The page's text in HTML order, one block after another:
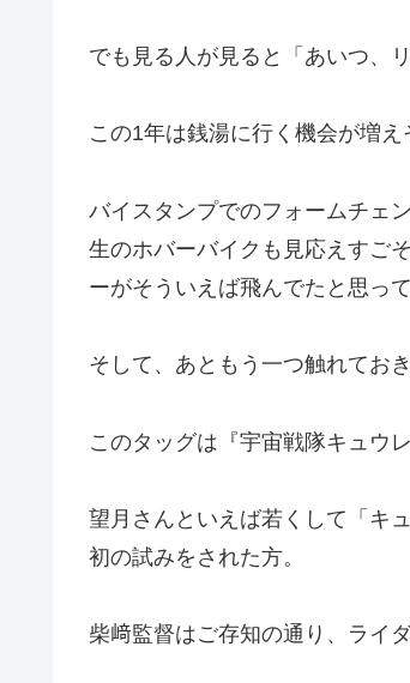
でも見る人が見ると「あいつ、
この1年は銭湯に行く機会が増え
バイスタンプでのフォームチェ
生のホバーバイクも見応えすご
ーがそういえば飛んでたと思っ
そして、あともう一つ触れてお
このタッグは『宇宙戦隊キュウ
望月さんといえば若くして「キ
初の試みをされた方。
柴﨑監督はご存知の通り、ライ